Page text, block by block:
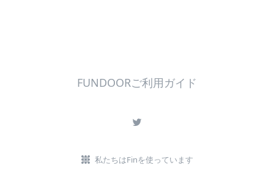
FUNDOORご利用ガイド
私たちはFinを使っています